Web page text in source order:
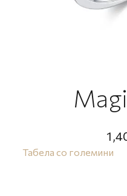
Табела со големини